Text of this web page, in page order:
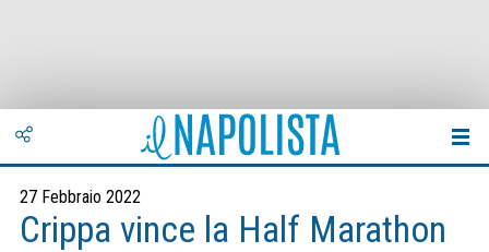
27 Febbraio 2022
Crippa vince la Half Marathon